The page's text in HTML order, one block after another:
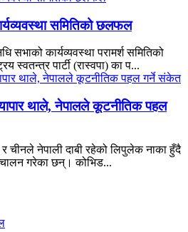
समितिको छलफल
सभाको कार्यव्यवस्था परामर्श समितिको
पार्टी (रास्वपा) का प...
थाले, नेपालले कूटनीतिक पहल
चीनले नेपाली दाबी रहेको लिपुलेक नाका हुँदै
गरेका छन्। कोभिड...